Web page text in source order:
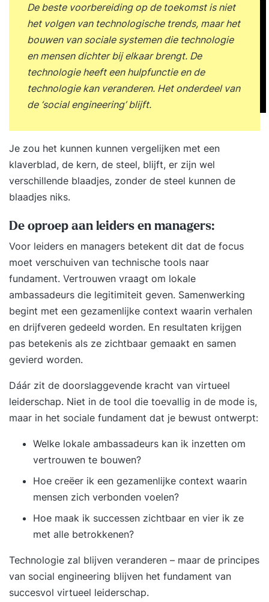
De beste voorbereiding op de toekomst is niet
het volgen van technologische trends, maar het
bouwen van sociale systemen die technologie
en mensen dichter bij elkaar brengt. De
technologie heeft een hulpfunctie en de
technologie kan veranderen. Het onderdeel van
de ‘social engineering’ blijft.
Je zou het kunnen kunnen vergelijken met een
klaverblad, de kern, de steel, blijft, er zijn wel
verschillende blaadjes, zonder de steel kunnen de
blaadjes niks.
De oproep aan leiders en managers:
Voor leiders en managers betekent dit dat de focus
moet verschuiven van technische tools naar
fundament. Vertrouwen vraagt om lokale
ambassadeurs die legitimiteit geven. Samenwerking
begint met een gezamenlijke context waarin verhalen
en drijfveren gedeeld worden. En resultaten krijgen
pas betekenis als ze zichtbaar gemaakt en samen
gevierd worden.
Dáár zit de doorslaggevende kracht van virtueel
leiderschap. Niet in de tool die toevallig in de mode is,
maar in het sociale fundament dat je bewust ontwerpt:
Welke lokale ambassadeurs kan ik inzetten om
vertrouwen te bouwen?
Hoe creëer ik een gezamenlijke context waarin
mensen zich verbonden voelen?
Hoe maak ik successen zichtbaar en vier ik ze
met alle betrokkenen?
Technologie zal blijven veranderen – maar de principes
van social engineering blijven het fundament van
succesvol virtueel leiderschap.